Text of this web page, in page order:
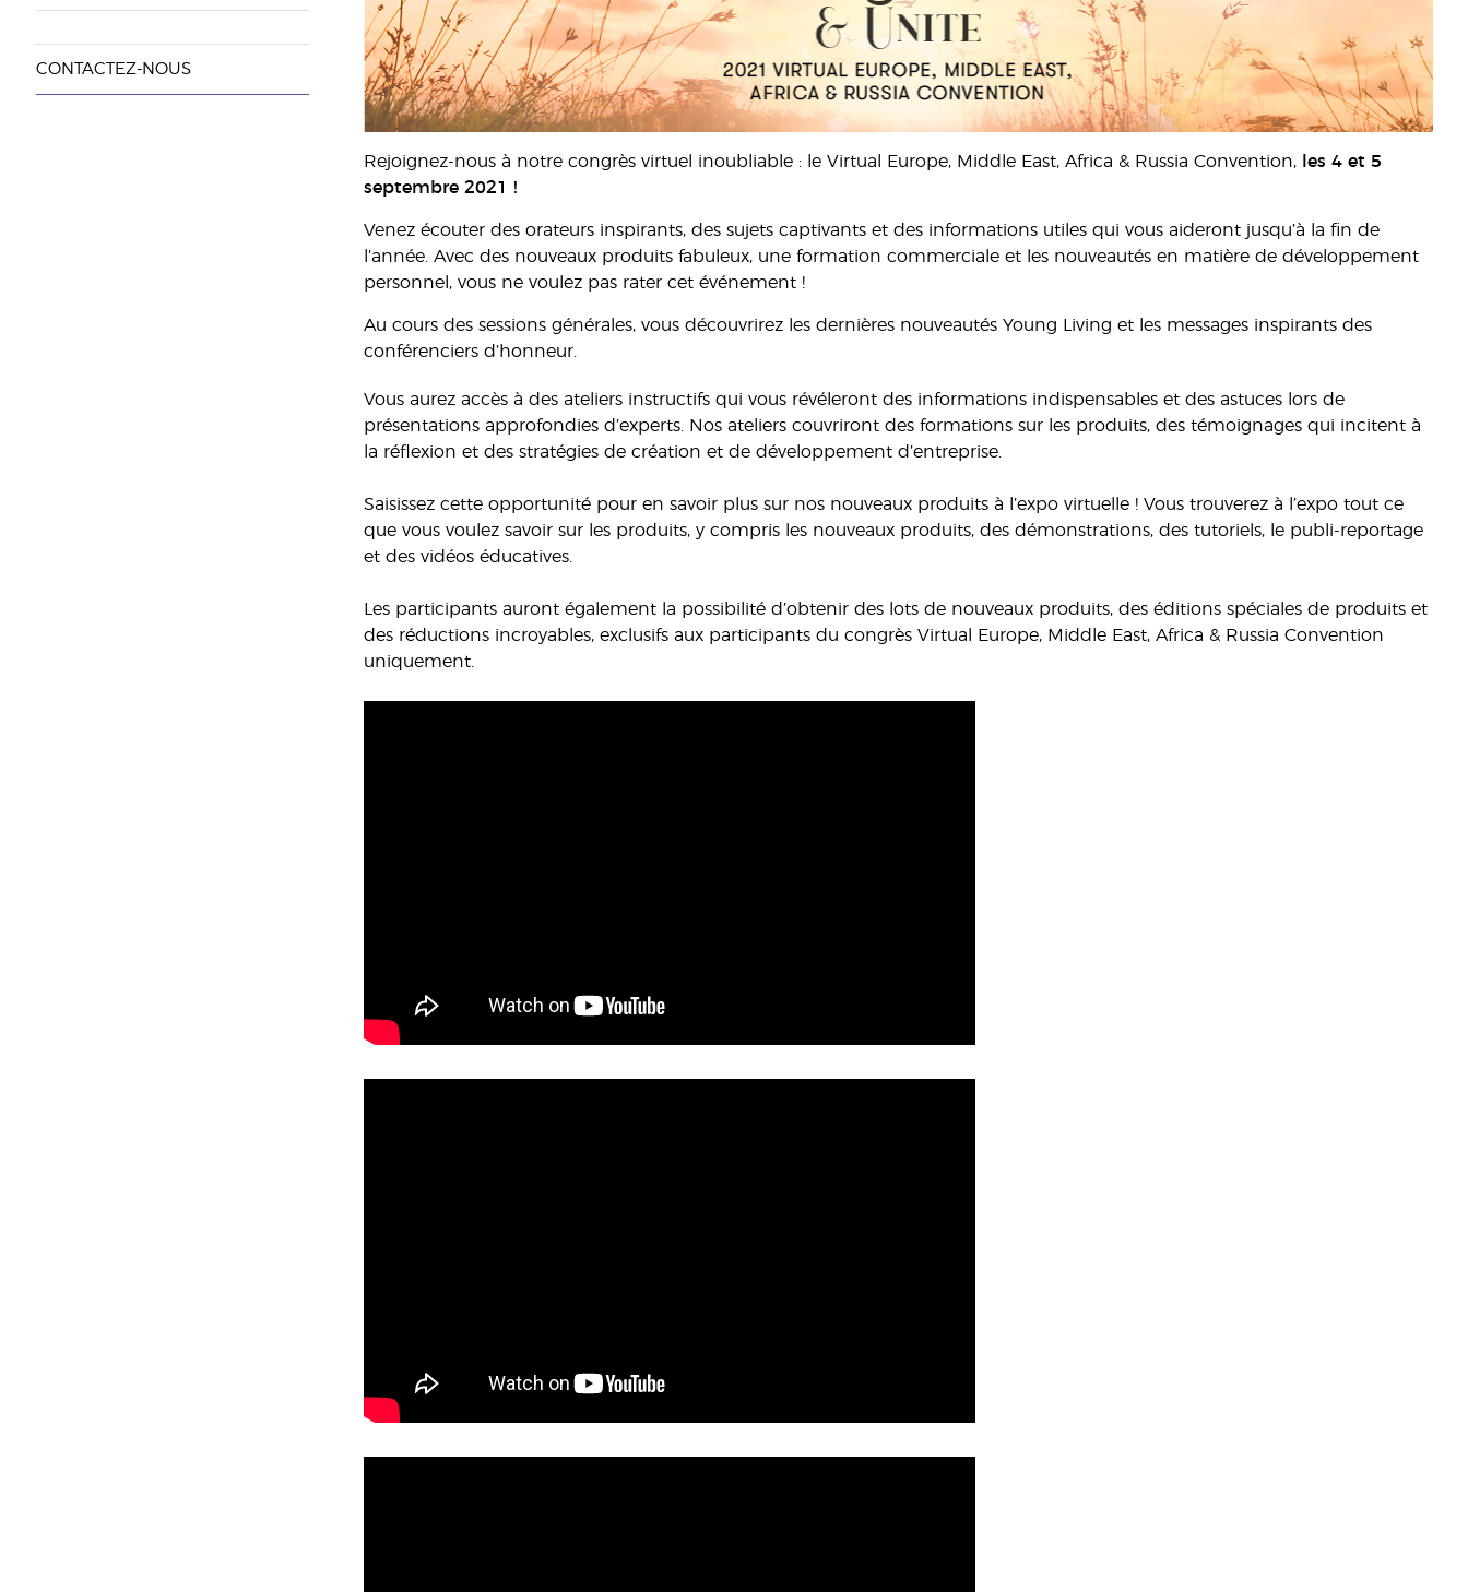
CONTACTEZ-NOUS
Rejoignez-nous à notre congrès virtuel inoubliable : le Virtual Europe, Middle East, Africa & Russia Convention,
les 4 et 5
septembre 2021 !
Venez écouter des orateurs inspirants, des sujets captivants et des informations utiles qui vous aideront jusqu’à la fin de
l’année. Avec des nouveaux produits fabuleux, une formation commerciale et les nouveautés en matière de développement
personnel, vous ne voulez pas rater cet événement !
Au cours des sessions générales, vous découvrirez les dernières nouveautés Young Living et les messages inspirants des
conférenciers d’honneur.
Vous aurez accès à des ateliers instructifs qui vous révéleront des informations indispensables et des astuces lors de
présentations approfondies d’experts. Nos ateliers couvriront des formations sur les produits, des témoignages qui incitent à
la réflexion et des stratégies de création et de développement d’entreprise.
Saisissez cette opportunité pour en savoir plus sur nos nouveaux produits à l’expo virtuelle ! Vous trouverez à l’expo tout ce
que vous voulez savoir sur les produits, y compris les nouveaux produits, des démonstrations, des tutoriels, le publi-reportage
et des vidéos éducatives.
Les participants auront également la possibilité d’obtenir des lots de nouveaux produits, des éditions spéciales de produits et
des réductions incroyables, exclusifs aux participants du congrès Virtual Europe, Middle East, Africa & Russia Convention
uniquement.